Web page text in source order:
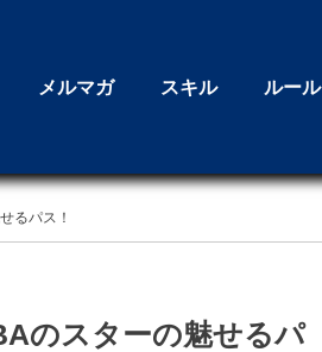
メルマガ スキル ルール
るパス！
のスターの魅せるパ